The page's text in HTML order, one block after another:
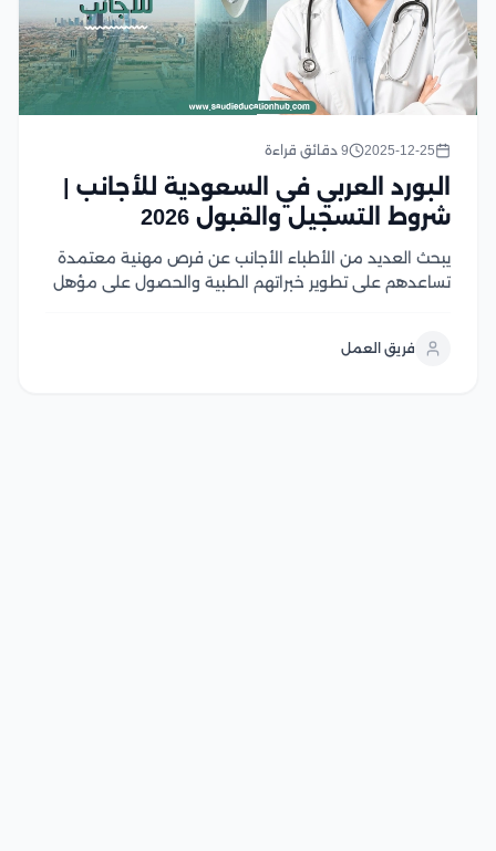
2025-12-25 9 دقائق قراءة
البورد العربي في السعودية للأجانب |
شروط التسجيل والقبول 2026
يبحث العديد من الأطباء الأجانب عن فرص مهنية معتمدة
تساعدهم على تطوير خبراتهم الطبية والحصول على مؤهل
المعترف بها عربيًا، حيث يوفر تدريبًا تخصصيًا...
فريق العمل